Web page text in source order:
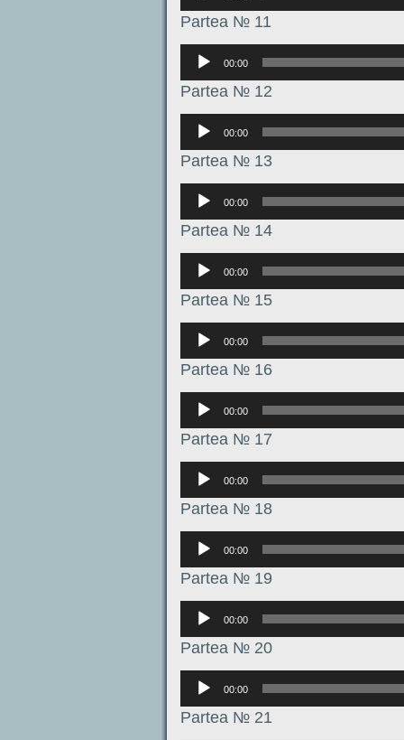
Partea № 11
Аудиоплеер
00:00
Partea № 12
Аудиоплеер
00:00
Partea № 13
Аудиоплеер
00:00
Partea № 14
Аудиоплеер
00:00
Partea № 15
Аудиоплеер
00:00
Partea № 16
Аудиоплеер
00:00
Partea № 17
Аудиоплеер
00:00
Partea № 18
Аудиоплеер
00:00
Partea № 19
Аудиоплеер
00:00
Partea № 20
Аудиоплеер
00:00
Partea № 21